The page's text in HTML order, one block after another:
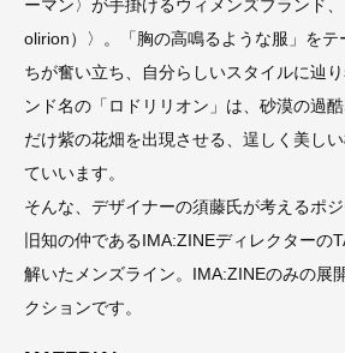
ーマン〉が手掛けるウィメンズブランド
olirion）〉。「胸の高鳴るような服」を
ちが奮い立ち、自分らしいスタイルに辿
ンド名の「ロドリリオン」は、砂漠の過
だけ紫の花畑を出現させる、逞しく美し
ていいます。
そんな、デザイナーの須藤氏が考えるポジ
旧知の仲であるIMA:ZINEディレクターの
解いたメンズライン。IMA:ZINEのみの展
クションです。